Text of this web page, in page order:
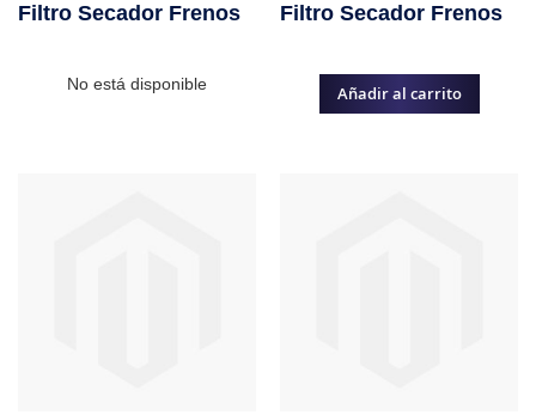
Filtro Secador Frenos
No está disponible
Filtro Secador Frenos
Añadir al carrito